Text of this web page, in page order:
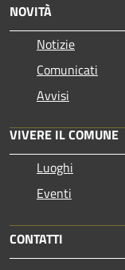
NOVITÀ
Notizie
Comunicati
Avvisi
VIVERE IL COMUNE
Luoghi
Eventi
CONTATTI